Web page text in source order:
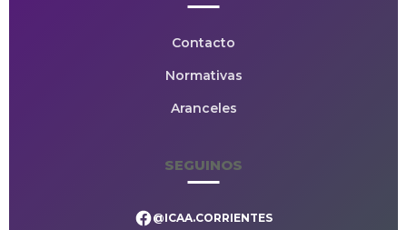
Contacto
Normativas
Aranceles
SEGUINOS
@ICAA.CORRIENTES